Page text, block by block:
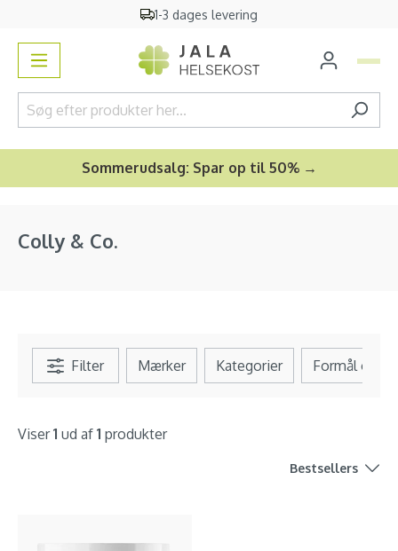
1-3 dages levering
Sommerudsalg: Spar op til 50% →
Colly & Co.
Filter Mærker Kategorier Formål og
Viser1 ud af 1 produkter
Bestsellers